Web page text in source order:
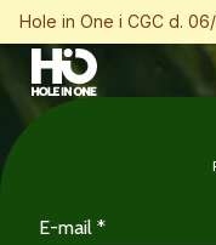
Hole in One i CGC d.